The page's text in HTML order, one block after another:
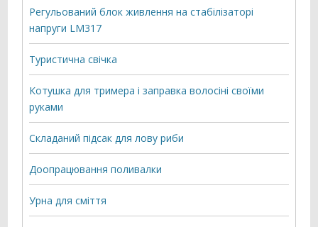
Регульований блок живлення на стабілізаторі
напруги LM317
Туристична свічка
Котушка для тримера і заправка волосіні своїми
руками
Складаний підсак для лову риби
Доопрацювання поливалки
Урна для сміття